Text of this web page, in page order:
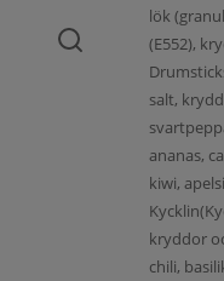
lök
(E552),
salt,
ananas,
kiwi,
kryddor
chili,